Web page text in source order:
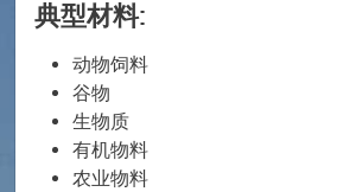
典型材料:
动物饲料
谷物
生物质
有机物料
农业物料